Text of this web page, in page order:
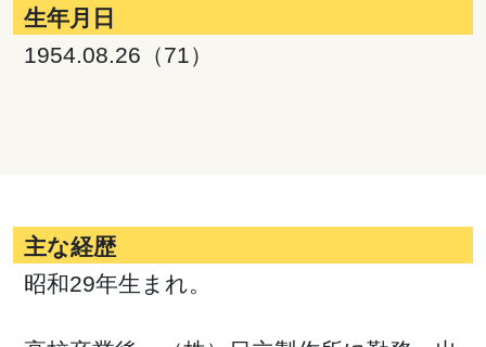
生年月日
1954.08.26（71）
主な経歴
昭和29年生まれ。